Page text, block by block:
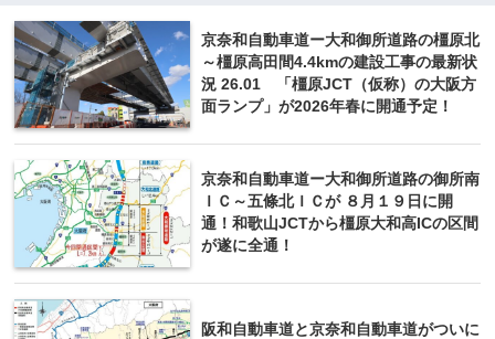
京奈和自動車道ー大和御所道路の橿原北
～橿原高田間4.4kmの建設工事の最新状
況 26.01 「橿原JCT（仮称）の大阪方
面ランプ」が2026年春に開通予定！
京奈和自動車道ー大和御所道路の御所南
ＩＣ～五條北ＩＣが ８月１９日に開
通！和歌山JCTから橿原大和高ICの区間
が遂に全通！
阪和自動車道と京奈和自動車道がついに